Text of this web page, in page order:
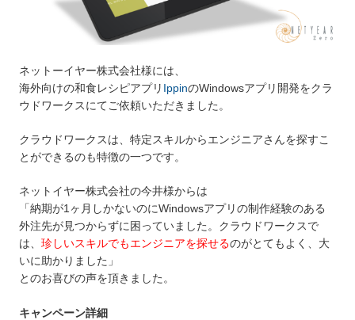
ネットーイヤー株式会社様には、
海外向けの和食レシピアプリ IppinのWindowsアプリ開発をクラ
ウドワークスにてご依頼いただきました。
クラウドワークスは、特定スキルからエンジニアさんを探すこ
とができるのも特徴の一つです。
ネットイヤー株式会社の今井様からは
「納期が1ヶ月しかないのにWindowsアプリの制作経験のある
外注先が見つからずに困っていました。クラウドワークスで
は、 珍しいスキルでもエンジニアを探せるのがとてもよく、大
いに助かりました」
とのお喜びの声を頂きました。
キャンペーン詳細